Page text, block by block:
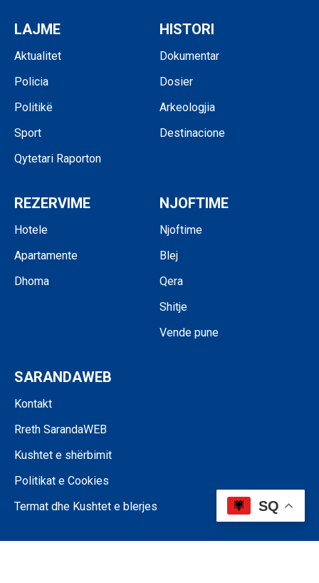
LAJME
Aktualitet
Policia
Politikë
Sport
Qytetari Raporton
HISTORI
Dokumentar
Dosier
Arkeologjia
Destinacione
REZERVIME
Hotele
Apartamente
Dhoma
NJOFTIME
Njoftime
Blej
Qera
Shitje
Vende pune
SARANDAWEB
Kontakt
Rreth SarandaWEB
Kushtet e shërbimit
Politikat e Cookies
Termat dhe Kushtet e blerjes
SQ